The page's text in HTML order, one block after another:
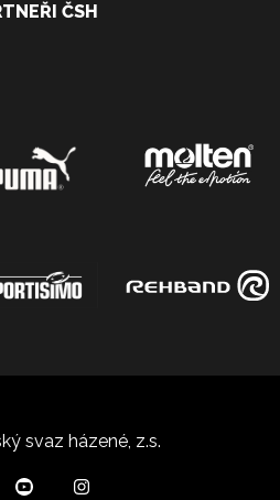
ČSH
svaz házené, z.s.